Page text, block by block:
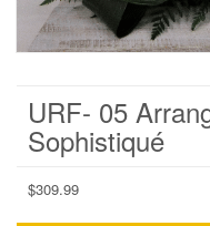
URF- 05
Sophistiqué
$309.99